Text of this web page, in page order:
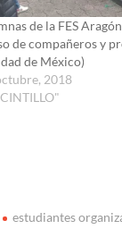
de la FES
de compañeros y
de México)
2018
estudiantes